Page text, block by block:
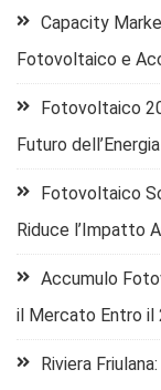
Capacity
Fotovoltaico e
Fotovoltaico
Futuro
Fotovoltaico
Riduce l’Impatto
Accumulo
il Mercato Entro il
Riviera